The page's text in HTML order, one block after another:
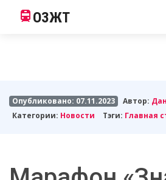
ОЗЖТ
Опубликовано: 07.11.2023 Автор:
Категории: Новости Тэги: Главная